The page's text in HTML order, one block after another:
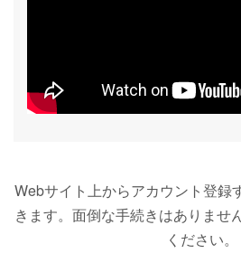
Webサイト上からアカウント登録
きます。面倒な手続きはありませ
ください。